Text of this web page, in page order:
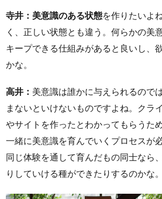
寺井： 美意識のある状態を作りたいよ
く、正しい状態とも違う。何らかの美
キープできる仕組みがあると良いし、
かな。
高井： 美意識は誰かに与えられるので
まないといけないものですよね。クラ
やサイトを作ったとわかってもらうた
一緒に美意識を育んでいくプロセスが
同じ体験を通して育んだもの同士なら
りしていける種ができたりするのかな。